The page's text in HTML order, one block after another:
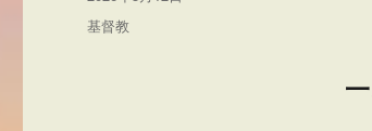
布
于
分
基督教